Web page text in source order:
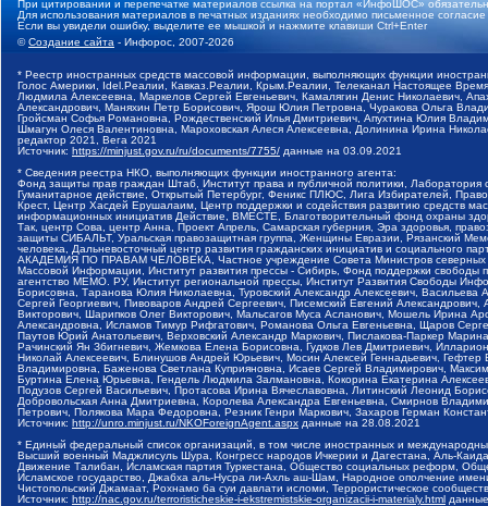
При цитировании и перепечатке материалов ссылка на портал «ИнфоШОС»
Для использования материалов в печатных изданиях необходимо письменное
Если вы увидели ошибку, выделите ее мышкой и нажмите клавиши Ctrl+Enter
©Создание сайта - Инфорос, 2007-2026
* Реестр иностранных средств массовой информации, выполняющих функции
Голос Америки, Idel.Реалии, Кавказ.Реалии, Крым.Реалии, Телеканал Настоящее
Людмила Алексеевна, Маркелов Сергей Евгеньевич, Камалягин Денис Николаевич,
Александрович, Маняхин Петр Борисович, Ярош Юлия Петровна, Чуракова Ольга
Гройсман Софья Романовна, Рождественский Илья Дмитриевич, Апухтина Юлия
Шмагун Олеся Валентиновна, Мароховская Алеся Алексеевна, Долинина Ирина
редактор 2021, Вега 2021
Источник: https://minjust.gov.ru/ru/documents/7755/ данные на 03.09.2021
* Сведения реестра НКО, выполняющих функции иностранного агента:
Фонд защиты прав граждан Штаб, Институт права и публичной политики,
Гуманитарное действие, Открытый Петербург, Феникс ПЛЮС, Лига Избирателей,
Крест, Центр Хасдей Ерушалаим, Центр поддержки и содействия развитию средств
информационных инициатив Действие, ВМЕСТЕ, Благотворительный фонд охраны
Так, центр Сова, центр Анна, Проект Апрель, Самарская губерния, Эра здоровья,
защиты СИБАЛЬТ, Уральская правозащитная группа, Женщины Евразии, Рязанский
человека, Дальневосточный центр развития гражданских инициатив и социального
АКАДЕМИЯ ПО ПРАВАМ ЧЕЛОВЕКА, Частное учреждение Совета Министров северных
Массовой Информации, Институт развития прессы - Сибирь, Фонд поддержки
агентство МЕМО. РУ, Институт региональной прессы, Институт Развития Свободы
Борисовна, Таранова Юлия Николаевна, Туровский Александр Алексеевич,
Сергей Георгиевич, Пивоваров Андрей Сергеевич, Писемский Евгений
Викторович, Шарипков Олег Викторович, Мальсагов Муса Асланович, Мошель Ирина
Александровна, Исламов Тимур Рифгатович, Романова Ольга Евгеньевна, Щаров
Паутов Юрий Анатольевич, Верховский Александр Маркович, Пислакова-Паркер
Рачинский Ян Збигневич, Жемкова Елена Борисовна, Гудков Лев Дмитриевич,
Николай Алексеевич, Блинушов Андрей Юрьевич, Мосин Алексей Геннадьевич,
Владимировна, Баженова Светлана Куприяновна, Исаев Сергей Владимирович,
Буртина Елена Юрьевна, Гендель Людмила Залмановна, Кокорина Екатерина
Подузов Сергей Васильевич, Протасова Ирина Вячеславовна, Литинский Леонид
Добровольская Анна Дмитриевна, Королева Александра Евгеньевна, Смирнов
Петрович, Полякова Мара Федоровна, Резник Генри Маркович, Захаров Герман
Источник: http://unro.minjust.ru/NKOForeignAgent.aspx данные на 28.08.2021
* Единый федеральный список организаций, в том числе иностранных и
Высший военный Маджлисуль Шура, Конгресс народов Ичкерии и Дагестана, Аль-
Движение Талибан, Исламская партия Туркестана, Общество социальных реформ,
Исламское государство, Джабха аль-Нусра ли-Ахль аш-Шам, Народное ополчение
Чистопольский Джамаат, Рохнамо ба суи давлати исломи, Террористическое
Источник: http://nac.gov.ru/terroristicheskie-i-ekstremistskie-organizacii-i-materialy.html